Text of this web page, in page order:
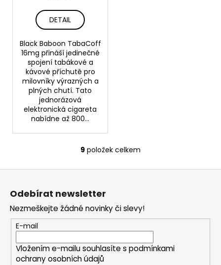
DETAIL
Black Baboon TabaCoff
16mg přináší jedinečné
spojení tabákové a
kávové příchutě pro
milovníky výrazných a
plných chutí. Tato
jednorázová
elektronická cigareta
nabídne až 800...
O
v
a
c
í
p
r
9 položek celkem
Odebírat newsletter
Nezmeškejte žádné novinky či slevy!
E-mail
Vložením e-mailu souhlasíte s podmínkami
ochrany osobních údajů